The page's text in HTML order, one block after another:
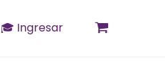
🎓 Ingresar